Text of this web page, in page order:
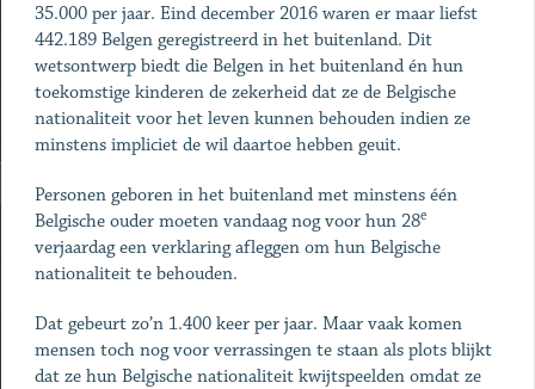
35.000 per jaar. Eind december 2016 waren er maar liefst
442.189 Belgen geregistreerd in het buitenland. Dit
wetsontwerp biedt die Belgen in het buitenland én hun
toekomstige kinderen de zekerheid dat ze de Belgische
nationaliteit voor het leven kunnen behouden indien ze
minstens impliciet de wil daartoe hebben geuit.
Personen geboren in het buitenland met minstens één
Belgische ouder moeten vandaag nog voor hun 28e
verjaardag een verklaring afleggen om hun Belgische
nationaliteit te behouden.
Dat gebeurt zo’n 1.400 keer per jaar. Maar vaak komen
mensen toch nog voor verrassingen te staan als plots blijkt
dat ze hun Belgische nationaliteit kwijtspeelden omdat ze